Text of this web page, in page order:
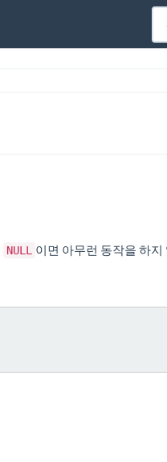
NULL 이면 아무런 동작을 하지